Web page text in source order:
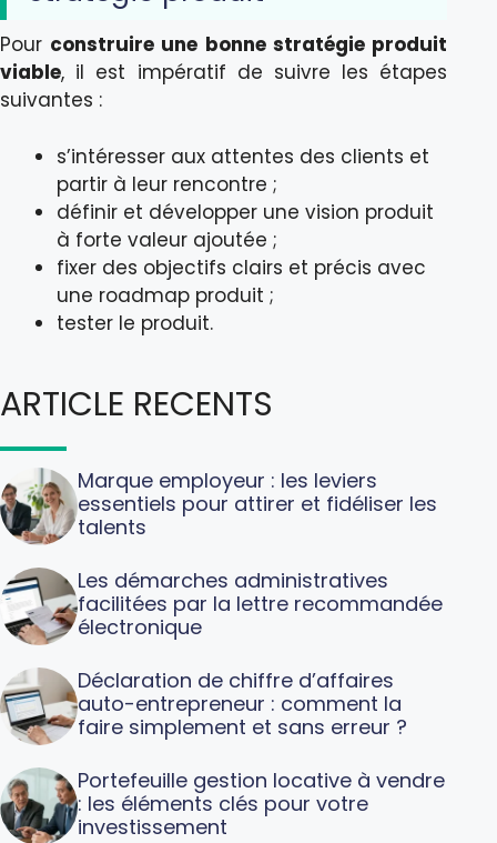
Pour construire une bonne stratégie produit
viable, il est impératif de suivre les étapes
suivantes :
s’intéresser aux attentes des clients et
partir à leur rencontre ;
définir et développer une vision produit
à forte valeur ajoutée ;
fixer des objectifs clairs et précis avec
une roadmap produit ;
tester le produit.
ARTICLE RECENTS
Marque employeur : les leviers
essentiels pour attirer et fidéliser les
talents
Les démarches administratives
facilitées par la lettre recommandée
électronique
Déclaration de chiffre d’affaires
auto-entrepreneur : comment la
faire simplement et sans erreur ?
Portefeuille gestion locative à vendre
: les éléments clés pour votre
investissement